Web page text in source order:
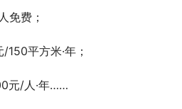
健康促进馆、运动馆6个月，运
集团运营；6个月后健身运动馆